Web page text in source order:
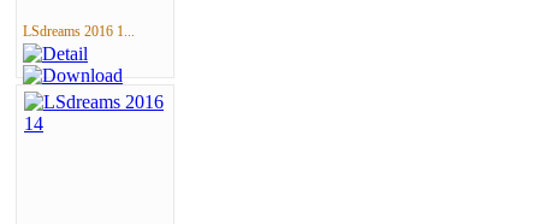
LSdreams 2016 1...